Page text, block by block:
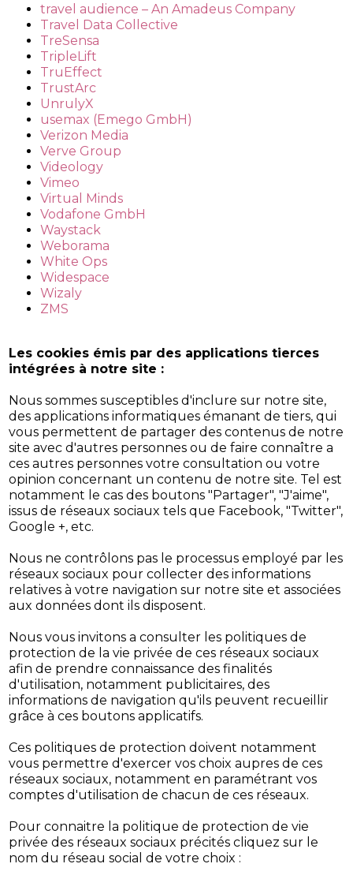
travel audience – An Amadeus Company
Travel Data Collective
TreSensa
TripleLift
TruEffect
TrustArc
UnrulyX
usemax (Emego GmbH)
Verizon Media
Verve Group
Videology
Vimeo
Virtual Minds
Vodafone GmbH
Waystack
Weborama
White Ops
Widespace
Wizaly
ZMS
Les cookies émis par des applications tierces
intégrées à notre site :
Nous sommes susceptibles d'inclure sur notre site,
des applications informatiques émanant de tiers, qui
vous permettent de partager des contenus de notre
site avec d'autres personnes ou de faire connaître a
ces autres personnes votre consultation ou votre
opinion concernant un contenu de notre site. Tel est
notamment le cas des boutons "Partager", "J'aime",
issus de réseaux sociaux tels que Facebook, "Twitter",
Google +, etc.
Nous ne contrôlons pas le processus employé par les
réseaux sociaux pour collecter des informations
relatives à votre navigation sur notre site et associées
aux données dont ils disposent.
Nous vous invitons a consulter les politiques de
protection de la vie privée de ces réseaux sociaux
afin de prendre connaissance des finalités
d'utilisation, notamment publicitaires, des
informations de navigation qu'ils peuvent recueillir
grâce à ces boutons applicatifs.
Ces politiques de protection doivent notamment
vous permettre d'exercer vos choix aupres de ces
réseaux sociaux, notamment en paramétrant vos
comptes d'utilisation de chacun de ces réseaux.
Pour connaitre la politique de protection de vie
privée des réseaux sociaux précités cliquez sur le
nom du réseau social de votre choix :